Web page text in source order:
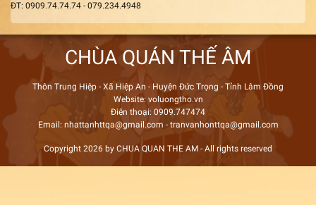
ĐT: 0909.74.74.74 - 079.234.4948
CHÙA QUÁN THẾ ÂM
Thôn Trung Hiệp - Xã Hiệp An - Huyện Đức Trọng - Tỉnh Lâm Đồng
Website: voluongtho.vn
Điện thoại: 0909.747474
Email: nhattanhttqa@gmail.com - tranvanhonttqa@gmail.com
Copyright 2026 by CHUA QUAN THE AM - All rights reserved